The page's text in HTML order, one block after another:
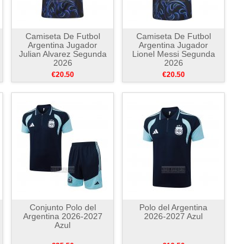
Camiseta De Futbol
Argentina Jugador
Julian Alvarez Segunda
2026
€20.50
Camiseta De Futbol
Argentina Jugador
Lionel Messi Segunda
2026
€20.50
Conjunto Polo del
Argentina 2026-2027
Azul
Polo del Argentina
2026-2027 Azul